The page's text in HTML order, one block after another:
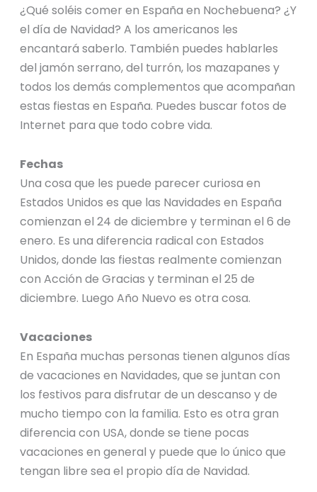
¿Qué soléis comer en España en Nochebuena? ¿Y
el día de Navidad? A los americanos les
encantará saberlo. También puedes hablarles
del jamón serrano, del turrón, los mazapanes y
todos los demás complementos que acompañan
estas fiestas en España. Puedes buscar fotos de
Internet para que todo cobre vida.
Fechas
Una cosa que les puede parecer curiosa en
Estados Unidos es que las Navidades en España
comienzan el 24 de diciembre y terminan el 6 de
enero. Es una diferencia radical con Estados
Unidos, donde las fiestas realmente comienzan
con Acción de Gracias y terminan el 25 de
diciembre. Luego Año Nuevo es otra cosa.
Vacaciones
En España muchas personas tienen algunos días
de vacaciones en Navidades, que se juntan con
los festivos para disfrutar de un descanso y de
mucho tiempo con la familia. Esto es otra gran
diferencia con USA, donde se tiene pocas
vacaciones en general y puede que lo único que
tengan libre sea el propio día de Navidad.